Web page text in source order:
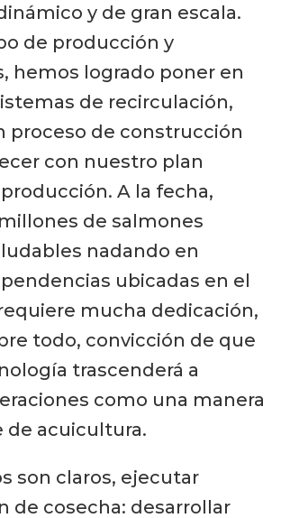
y de gran escala.
de producción y
hemos logrado poner en
de recirculación,
proceso de construcción
con nuestro plan
A la fecha,
de salmones
nadando en
ubicadas en el
mucha dedicación,
todo, convicción de que
trascenderá a
como una manera
acuicultura.
son claros, ejecutar
de cosecha: desarrollar